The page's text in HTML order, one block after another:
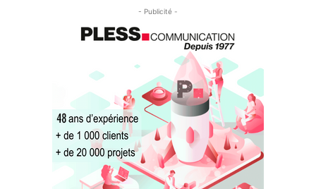
- Publicité -